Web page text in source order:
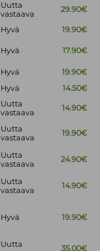
Uutta
vastaava
29.90€
Hyvä
19.90€
Hyvä 17.90€
Hyvä
19.90€
Hyvä 14.50€
Uutta
vastaava
14.90€
Uutta
vastaava
19.90€
Uutta
vastaava
24.90€
Uutta
vastaava
14.90€
Hyvä 19.90€
Uutta
35.00€